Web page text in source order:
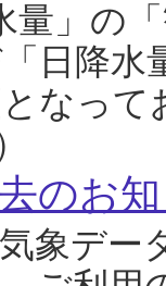
量」の
日降
なっ
のお
象デー